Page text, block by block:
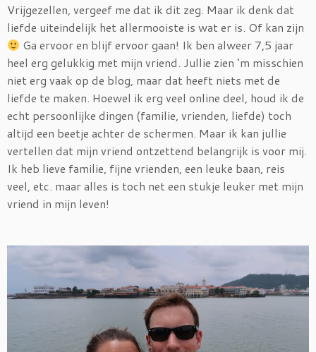
Vrijgezellen, vergeef me dat ik dit zeg. Maar ik denk dat
liefde uiteindelijk het allermooiste is wat er is. Of kan zijn
Ga ervoor en blijf ervoor gaan! Ik ben alweer 7,5 jaar
heel erg gelukkig met mijn vriend. Jullie zien ‘m misschien
niet erg vaak op de blog, maar dat heeft niets met de
liefde te maken. Hoewel ik erg veel online deel, houd ik de
echt persoonlijke dingen (familie, vrienden, liefde) toch
altijd een beetje achter de schermen. Maar ik kan jullie
vertellen dat mijn vriend ontzettend belangrijk is voor mij.
Ik heb lieve familie, fijne vrienden, een leuke baan, reis
veel, etc. maar alles is toch net een stukje leuker met mijn
vriend in mijn leven!